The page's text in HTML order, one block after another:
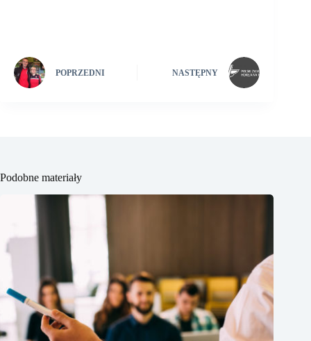
POPRZEDNI NASTĘPNY
Podobne materiały